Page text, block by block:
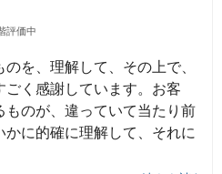
評価中
を、理解して、その上で、
く感謝しています。お客
のが、違っていて当たり前
に的確に理解して、それに